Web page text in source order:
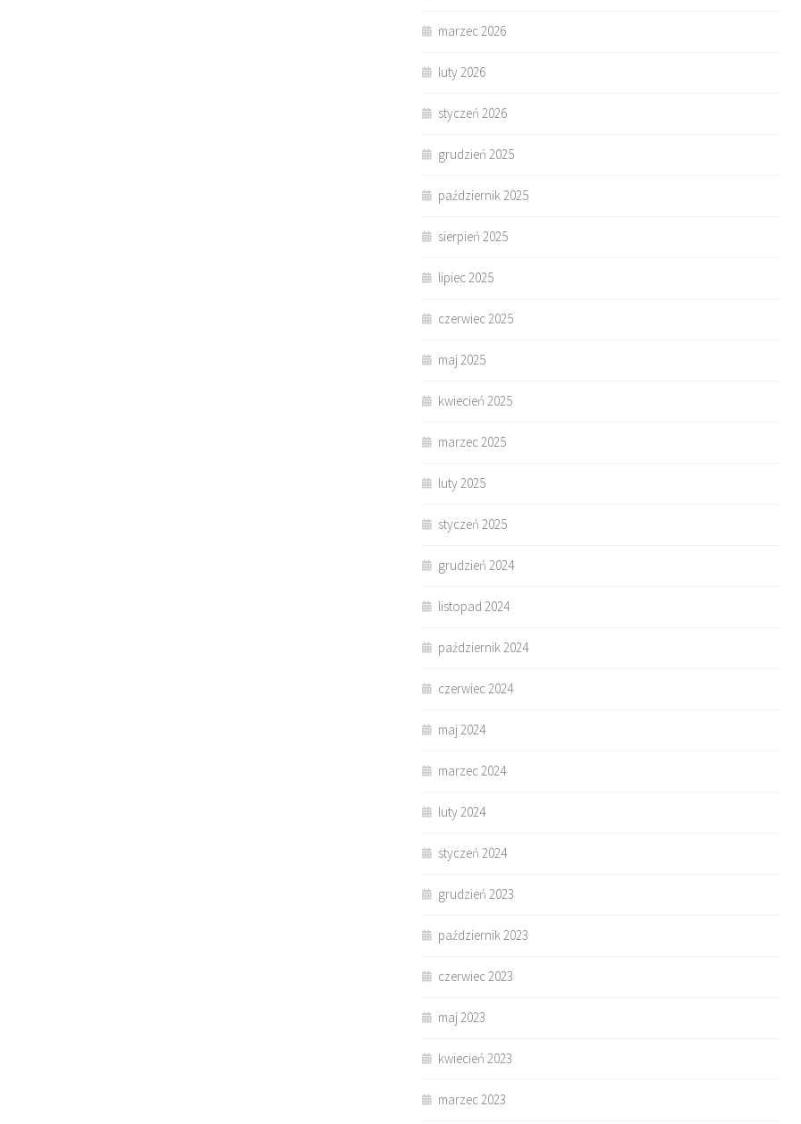
marzec 2026
luty 2026
styczeń 2026
grudzień 2025
październik 2025
sierpień 2025
lipiec 2025
czerwiec 2025
maj 2025
kwiecień 2025
marzec 2025
luty 2025
styczeń 2025
grudzień 2024
listopad 2024
październik 2024
czerwiec 2024
maj 2024
marzec 2024
luty 2024
styczeń 2024
grudzień 2023
październik 2023
czerwiec 2023
maj 2023
kwiecień 2023
marzec 2023